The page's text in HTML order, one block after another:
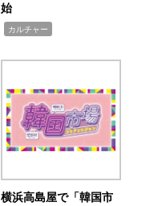
始
カルチャー
横浜高島屋で「韓国市